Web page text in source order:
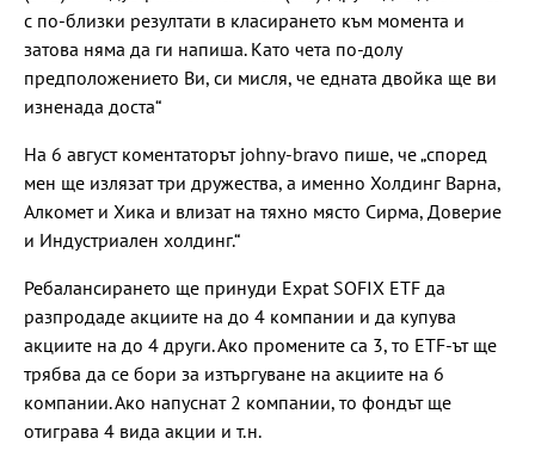
с по-близки резултати в класирането към момента и
затова няма да ги напиша. Като чета по-долу
предположението Ви, си мисля, че едната двойка ще ви
изненада доста“
На 6 август коментаторът johny-bravo пише, че „според
мен ще излязат три дружества, а именно Холдинг Варна,
Алкомет и Хика и влизат на тяхно място Сирма, Доверие
и Индустриален холдинг.“
Ребалансирането ще принуди Expat SOFIX ETF да
разпродаде акциите на до 4 компании и да купува
акциите на до 4 други. Ако промените са 3, то ETF-ът ще
трябва да се бори за изтъргуване на акциите на 6
компании. Ако напуснат 2 компании, то фондът ще
отиграва 4 вида акции и т.н.